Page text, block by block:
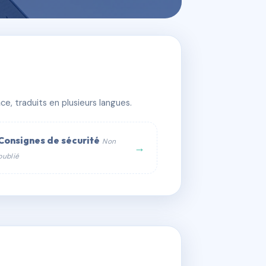
traduits en plusieurs langues.
de sécurité Non
→